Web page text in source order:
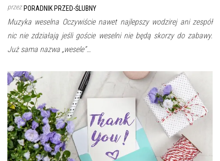
przez PORADNIK PRZED-ŚLUBNY
Muzyka weselna Oczywiście nawet najlepszy wodzirej ani zespół
nic nie zdziałają jeśli goście weselni nie będą skorzy do zabawy.
Już sama nazwa „wesele”…